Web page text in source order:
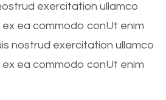
exercitation ullamco
ex ea commodo conUt enim
nostrud exercitation ullamco
ex ea commodo conUt enim